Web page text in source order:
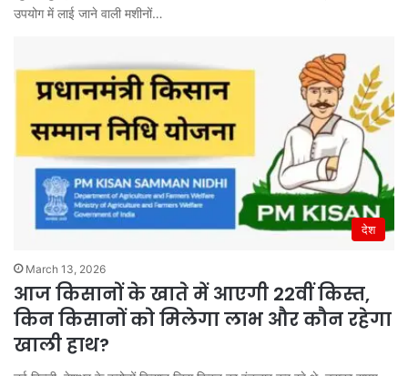
उपयोग में लाई जाने वाली मशीनों…
देश
March 13, 2026
आज किसानों के खाते में आएगी 22वीं किस्त,
किन किसानों को मिलेगा लाभ और कौन रहेगा
खाली हाथ?